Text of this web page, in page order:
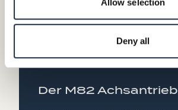
Deny all
Der M82 Achsantrieb